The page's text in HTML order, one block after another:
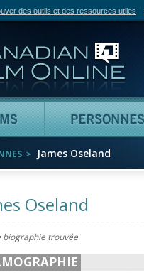
des outils et des ressources utiles
Films
James Oseland
Oseland
biographie trouvée